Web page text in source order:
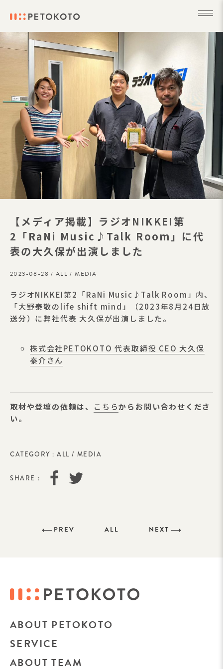
【メディア掲載】ラジオNIKKEI第
2「RaNi Music♪Talk Room」に代
表の大久保が出演しました
2023-08-28 / ALL /MEDIA
ラジオNIKKEI第2「RaNi Music♪Talk Room」内、
「大野泰敬のlife shift mind」（2023年8月24日放
送分）に弊社代表 大久保が出演しました。
株式会社PETOKOTO 代表取締役 CEO 大久保
泰介さん
取材や登壇の依頼は、 こちらからお問い合わせくださ
い。
CATEGORY : ALL / MEDIA
SHARE :
PREV ALL NEXT
ABOUT PETOKOTO
SERVICE
ABOUT TEAM